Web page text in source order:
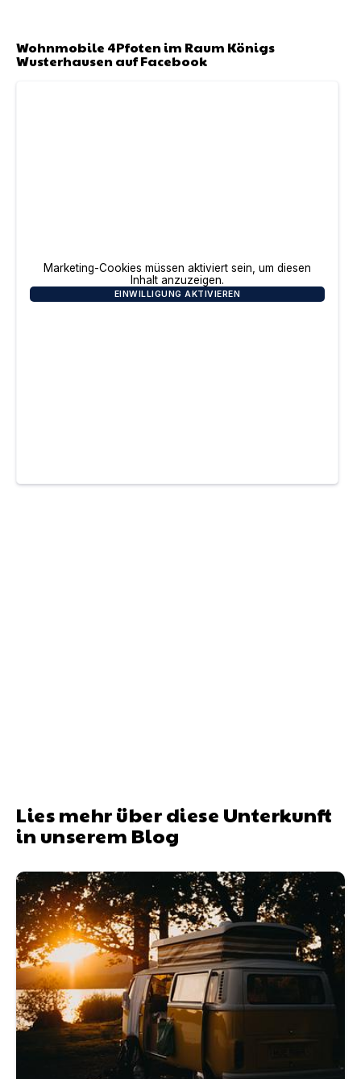
Wohnmobile 4Pfoten im Raum Königs
Wusterhausenauf Facebook
Marketing-Cookies müssen aktiviert sein, um diesen
Inhalt anzuzeigen.
EINWILLIGUNG AKTIVIEREN
Lies mehr über diese Unterkunft
in unserem Blog
Wohnmobile mieten mit Hund